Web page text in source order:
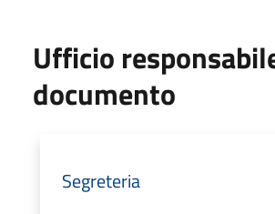
Ufficio
documento
Segreteria